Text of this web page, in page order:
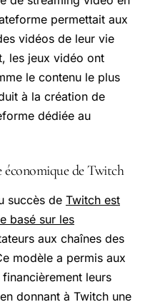
permettait aux
vidéos de leur vie
les jeux vidéo ont
le contenu le plus
à la création de
dédiée au
de Twitch
succès de Twitch est
basé sur les
aux chaînes des
modèle a permis aux
leurs
donnant à Twitch une